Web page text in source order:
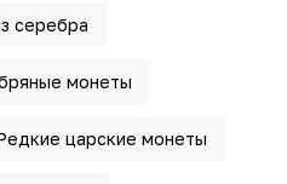
серебра
монеты
царские монеты